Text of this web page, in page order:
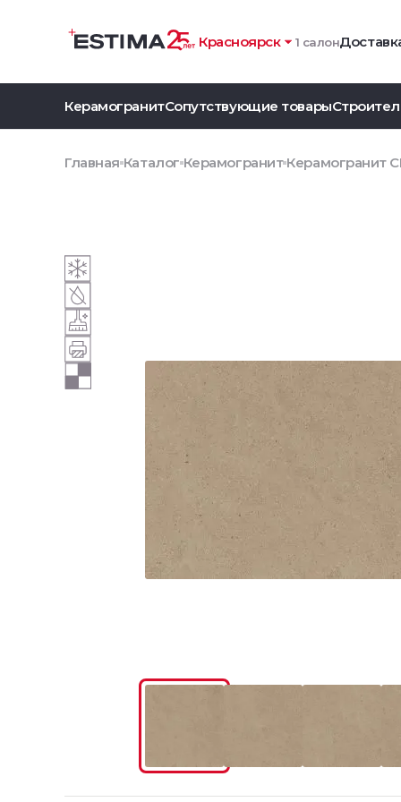
Красноярск 1 салон
КерамогранитСопутствующие товары
Главная Каталог Керамогранит Керамогранит